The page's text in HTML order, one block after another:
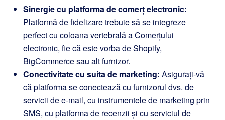
Sinergie cu platforma de comerț electronic:
Platformă de fidelizare trebuie să se integreze
perfect cu coloana vertebrală a Comerțului
electronic, fie că este vorba de Shopify,
BigCommerce sau alt furnizor.
Conectivitate cu suita de marketing: Asigurați-vă
că platforma se conectează cu furnizorul dvs. de
servicii de e-mail, cu instrumentele de marketing prin
SMS, cu platforma de recenzii și cu serviciul de